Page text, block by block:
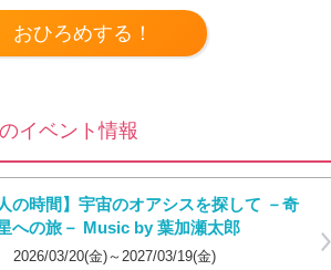
イベント情報
人の時間】宇宙のオアシスを探して －奇
への旅－ Music by 葉加瀬太郎
2026/03/20(金)～2027/03/19(金)